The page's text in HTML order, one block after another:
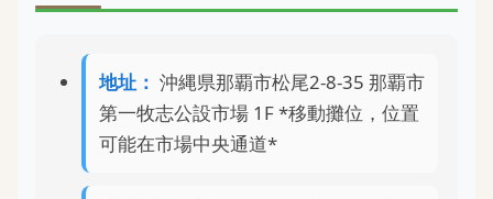
地址： 沖縄県那覇市松尾2-8-35 那覇市
第一牧志公設市場 1F *移動攤位，位置
可能在市場中央通道*